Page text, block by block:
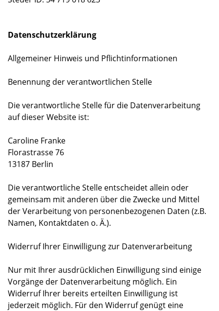
Datenschutzerklärung
Allgemeiner Hinweis und Pflichtinformationen
Benennung der verantwortlichen Stelle
Die verantwortliche Stelle für die Datenverarbeitung
auf dieser Website ist:
Caroline Franke
Florastrasse 76
13187 Berlin
Die verantwortliche Stelle entscheidet allein oder
gemeinsam mit anderen über die Zwecke und Mittel
der Verarbeitung von personenbezogenen Daten (z.B.
Namen, Kontaktdaten o. Ä.).
Widerruf Ihrer Einwilligung zur Datenverarbeitung
Nur mit Ihrer ausdrücklichen Einwilligung sind einige
Vorgänge der Datenverarbeitung möglich. Ein
Widerruf Ihrer bereits erteilten Einwilligung ist
jederzeit möglich. Für den Widerruf genügt eine